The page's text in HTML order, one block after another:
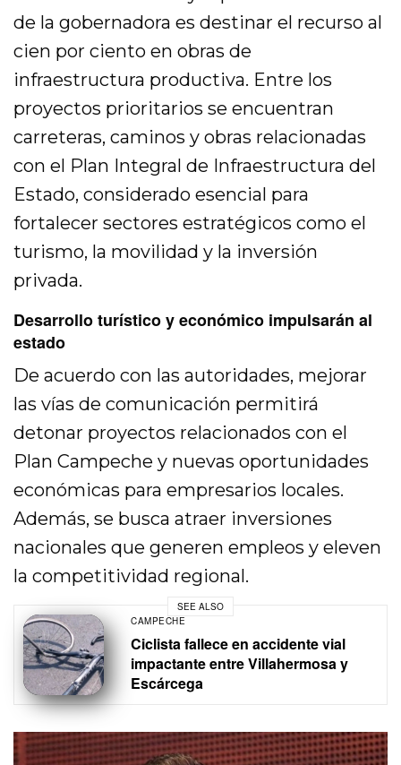
de la gobernadora es destinar el recurso al
cien por ciento en obras de
infraestructura productiva. Entre los
proyectos prioritarios se encuentran
carreteras, caminos y obras relacionadas
con el Plan Integral de Infraestructura del
Estado, considerado esencial para
fortalecer sectores estratégicos como el
turismo, la movilidad y la inversión
privada.
Desarrollo turístico y económico impulsarán al
estado
De acuerdo con las autoridades, mejorar
las vías de comunicación permitirá
detonar proyectos relacionados con el
Plan Campeche y nuevas oportunidades
económicas para empresarios locales.
Además, se busca atraer inversiones
nacionales que generen empleos y eleven
la competitividad regional.
SEE ALSO
CAMPECHE
Ciclista fallece en accidente vial
impactante entre Villahermosa y
Escárcega